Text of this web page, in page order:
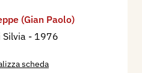
(Gian Paolo)
- 1976
scheda